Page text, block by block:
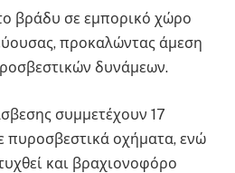
βράδυ σε εμπορικό χώρο
προκαλώντας άμεση
δυνάμεων.
συμμετέχουν 17
πυροσβεστικά οχήματα, ενώ
και βραχιονοφόρο